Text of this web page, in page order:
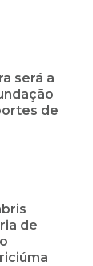
será a
de
de